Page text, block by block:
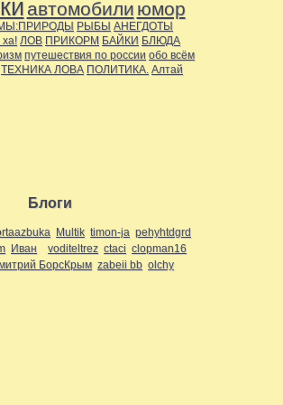
автомобили юмор
РЫБЫ АНЕГДОТЫ
ЛОВ ПРИКОРМ БАЙКИ БЛЮДА
путешествия по россии обо всём
ТЕХНИКА ЛОВА ПОЛИТИКА. Алтай
Блоги
Multik timon-ja pehyhtdgrd
Иван voditeltrez ctaci clopman16
БорсКрым zabeii bb olchy